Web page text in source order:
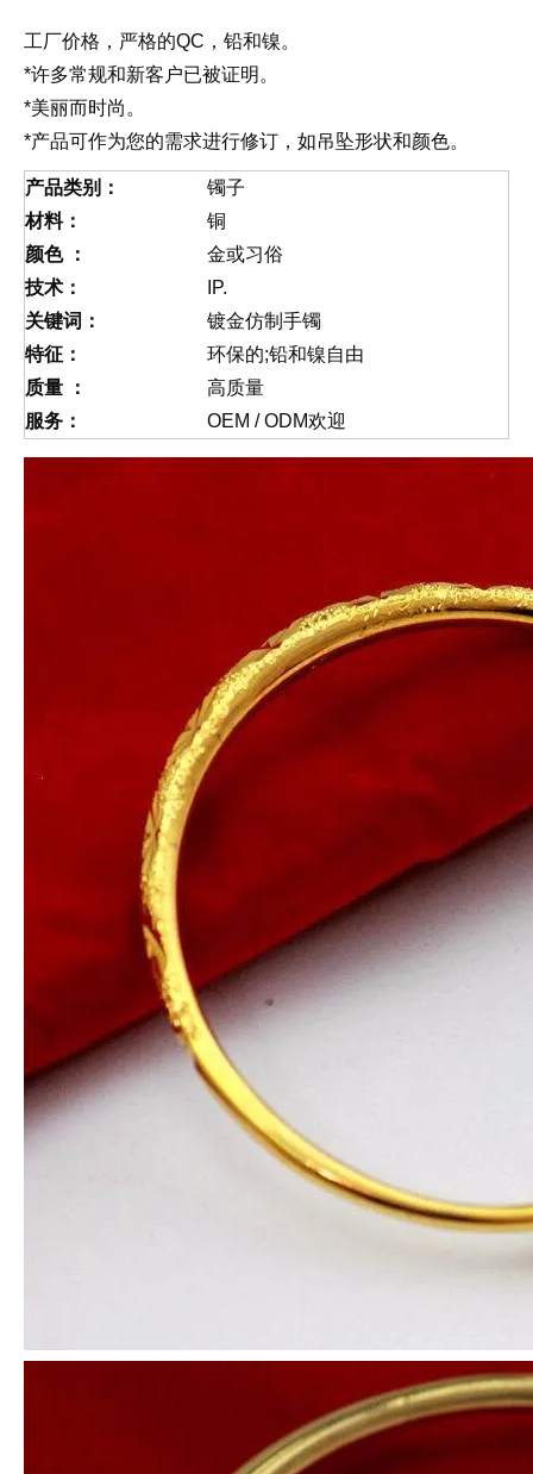
工厂价格，严格的QC，铅和镍。
*许多常规和新客户已被证明。
*美丽而时尚。
*产品可作为您的需求进行修订，如吊坠形状和颜色。
产品类别：
镯子
材料：
铜
颜色 ：
金或习俗
技术：
IP.
关键词：
镀金仿制手镯
特征：
环保的;铅和镍自由
质量 ：
高质量
服务：
OEM / ODM欢迎